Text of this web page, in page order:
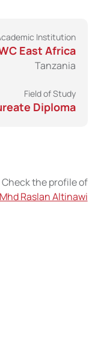
Institution
East Africa
Tanzania
Field of Study
Diploma
Check the profile of
Mhd Raslan Altinawi